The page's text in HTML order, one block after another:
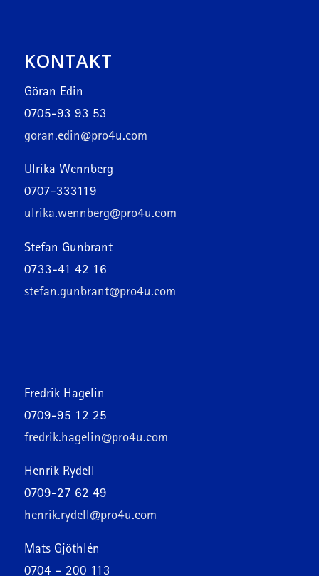
KONTAKT
Göran Edin
0705-93 93 53
goran.edin@pro4u.com
Ulrika Wennberg
0707-333119
ulrika.wennberg@pro4u.com
Stefan Gunbrant
0733-41 42 16
stefan.gunbrant@pro4u.com
Fredrik Hagelin
0709-95 12 25
fredrik.hagelin@pro4u.com
Henrik Rydell
0709-27 62 49
henrik.rydell@pro4u.com
Mats Gjöthlén
0704 – 200 113